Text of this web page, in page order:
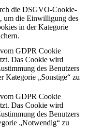
die DSGVO-Cookie-
um die Einwilligung des
in der Kategorie
GDPR Cookie
Das Cookie wird
des Benutzers
Kategorie „Sonstige“ zu
GDPR Cookie
Das Cookie wird
des Benutzers
„Notwendig“ zu